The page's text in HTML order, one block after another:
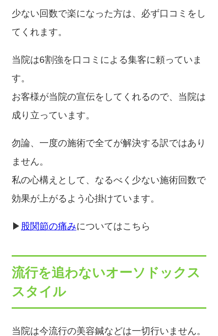
少ない回数で楽になった方は、必ず口コミをし
てくれます。
当院は6割強を口コミによる集客に頼っていま
す。
お客様が当院の宣伝をしてくれるので、当院は
成り立っています。
勿論、一度の施術で全てが解決する訳ではあり
ません。
私の心構えとして、なるべく少ない施術回数で
効果が上がるよう心掛けています。
▶ 股関節の痛みについてはこちら
流行を追わないオーソドックス
スタイル
当院は今流行の美容鍼などは一切行いません。